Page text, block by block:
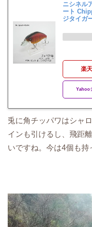
ニシネル
ート
ジタイガ
楽
Yahoo
兎に角チッパワはシャ
インも引けるし、飛距
いですね。今は4個も持